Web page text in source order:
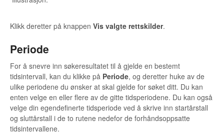
Klikk deretter på knappen Vis valgte rettskilder.
Periode
For å snevre inn søkeresultatet til å gjelde en bestemt
tidsintervall, kan du klikke på Periode, og deretter huke av de
ulike periodene du ønsker at skal gjelde for søket ditt. Du kan
enten velge en eller flere av de gitte tidsperiodene. Du kan også
velge din egendefinerte tidsperiode ved å skrive inn startårstall
og sluttårstall i de to rutene nedefor de forhåndsoppsatte
tidsintervallene.